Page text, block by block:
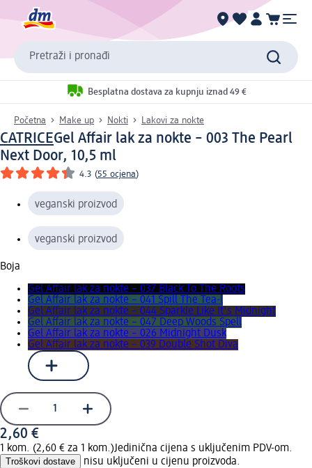
Pretraži i pronađi
Besplatna dostava za kupnju iznad 49 €
Početna Make up Nokti Lakovi za nokte
CATRICEGel Affair lak za nokte – 003 The Pearl
Next Door, 10,5 ml
4.3 (55 ocjena)
veganski proizvod
veganski proizvod
Boja
Gel Affair lak za nokte – 037 Black To The Roots
Gel Affair lak za nokte – 041 Spill The Tea-l
Gel Affair lak za nokte – 044 Sparkle Like It's Midnight
Gel Affair lak za nokte – 047 Deep Woods Spell
Gel Affair lak za nokte – 026 Midnight Dusk
Gel Affair lak za nokte – 039 Double Shot Diva
2,60 €
1 kom. (2,60 € za 1 kom.)Jedinična cijena s uključenim PDV-om.
Troškovi dostave nisu uključeni u cijenu proizvoda.